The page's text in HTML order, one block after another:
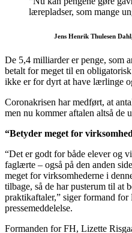
lærepladser, som mange
Jens Henrik Thulesen
De 5,4 milliarder er penge, som
betalt for meget til en
ikke er for dyrt at have lærlinge
Coronakrisen har medført, at
men nu kommer aftalen altså de
“Betyder meget for
“Det er godt for både elever og
faglærte – også på den anden
meget for virksomhederne i
tilbage, så de har pusterum til at
praktikaftaler,” siger formand
pressemeddelelse.
Formanden for FH, Lizette